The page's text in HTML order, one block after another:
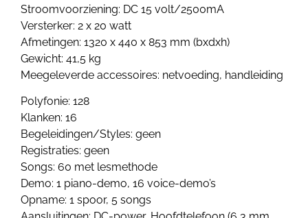
Stroomvoorziening: DC 15 volt/2500mA
Versterker: 2 x 20 watt
Afmetingen: 1320 x 440 x 853 mm (bxdxh)
Gewicht: 41,5 kg
Meegeleverde accessoires: netvoeding, handleiding
Polyfonie: 128
Klanken: 16
Begeleidingen/Styles: geen
Registraties: geen
Songs: 60 met lesmethode
Demo: 1 piano-demo, 16 voice-demo’s
Opname: 1 spoor, 5 songs